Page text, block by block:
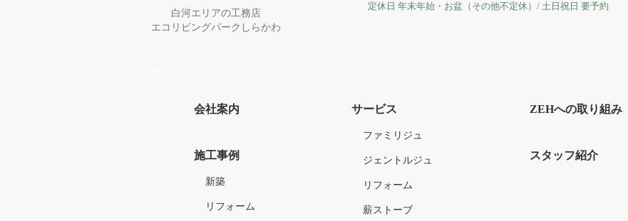
白河エリアの工務店
エコリビングパークしらかわ
定休日 年末年始・お盆（その他不定休） / 土日祝日 要予約
会社案内
施工事例
新築
リフォーム
サービス
ファミリジュ
ジェントルジュ
リフォーム
薪ストーブ
ZEHへの取り組み
スタッフ紹介